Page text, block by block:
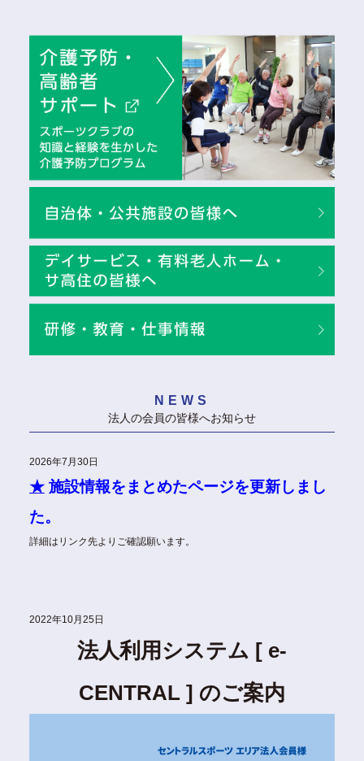
NEWS
法人の会員の皆様へお知らせ
2026年7月30日
★施設情報をまとめたページを更新しまし
た。
詳細はリンク先よりご確認願います。
2022年10月25日
法人利用システム [ e-
CENTRAL ] のご案内